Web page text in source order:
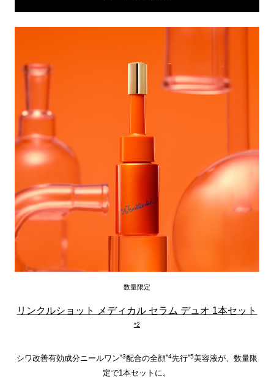
数量限定
リンクルショット メディカル セラム デュオ 1本セット
*2
シワ改善有効成分ニールワン*3配合の全顔*4先行*5美容液が、数量限
定で1本セットに。